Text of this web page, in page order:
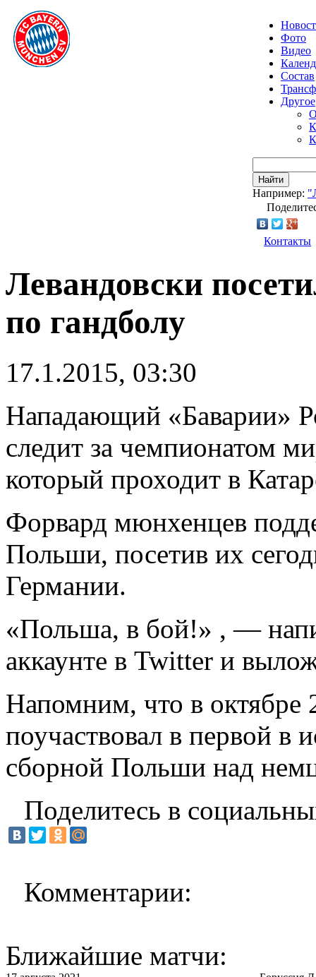
Фото
Видео
Состав
Другое
Найти
Например:
Контакты
Левандовски
по гандболу
17.1.2015, 03:30
Нападающий «Баварии»
следит за чемпионатом
который проходит в
Форвард мюнхенцев
Польши, посетив их
Германии.
«Польша, в бой!» , —
аккаунте в Twitter и
Напомним, что в октябре
поучаствовал в первой в
сборной Польши над
Поделитесь в
Комментарии:
Ближайшие матчи: